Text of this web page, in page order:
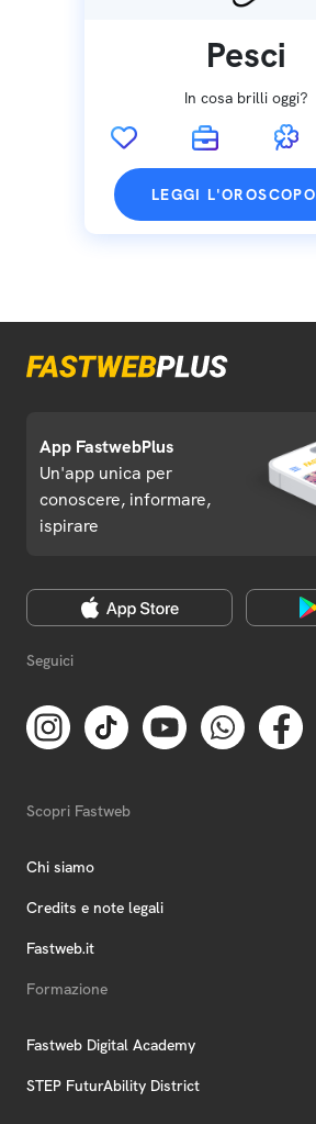
Pesci
In cosa brilli oggi?
LEGGI L'OROSCOPO
App FastwebPlus
Un'app unica per
conoscere, informare,
ispirare
Seguici
Scopri Fastweb
Chi siamo
Credits e note legali
Fastweb.it
Formazione
Fastweb Digital Academy
STEP FuturAbility District